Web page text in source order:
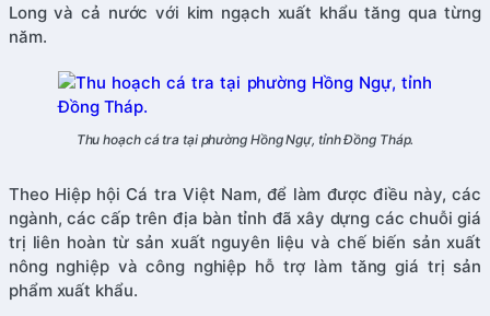
Long và cả nước với kim ngạch xuất khẩu tăng qua từng
năm.
Thu hoạch cá tra tại phường Hồng Ngự, tỉnh Đồng Tháp.
Theo Hiệp hội Cá tra Việt Nam, để làm được điều này, các
ngành, các cấp trên địa bàn tỉnh đã xây dựng các chuỗi giá
trị liên hoàn từ sản xuất nguyên liệu và chế biến sản xuất
nông nghiệp và công nghiệp hỗ trợ làm tăng giá trị sản
phẩm xuất khẩu.